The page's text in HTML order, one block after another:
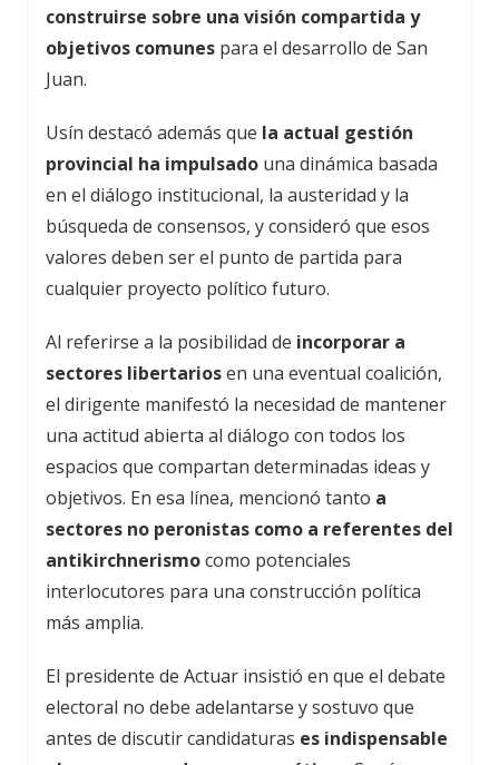
construirse sobre una visión compartida y
objetivos comunes para el desarrollo de San
Juan.
Usín destacó además que la actual gestión
provincial ha impulsado una dinámica basada
en el diálogo institucional, la austeridad y la
búsqueda de consensos, y consideró que esos
valores deben ser el punto de partida para
cualquier proyecto político futuro.
Al referirse a la posibilidad de incorporar a
sectores libertariosen una eventual coalición,
el dirigente manifestó la necesidad de mantener
una actitud abierta al diálogo con todos los
espacios que compartan determinadas ideas y
objetivos. En esa línea, mencionó tanto a
sectores no peronistas como a referentes del
antikirchnerismocomo potenciales
interlocutores para una construcción política
más amplia.
El presidente de Actuar insistió en que el debate
electoral no debe adelantarse y sostuvo que
antes de discutir candidaturas es indispensable